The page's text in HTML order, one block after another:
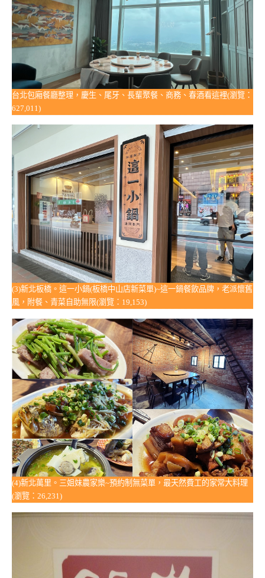
台北包廂餐廳整理，慶生、尾牙、長輩聚餐、商務、春酒看這裡(瀏覽：
627,011)
(3)新北板橋。這一小鍋(板橋中山店新菜單)~這一鍋餐飲品牌，老派懷舊
風，附餐、青菜自助無限(瀏覽：19,153)
(4)新北萬里。三姐妹農家樂~預約制無菜單，最天然費工的家常大料理
(瀏覽：26,231)